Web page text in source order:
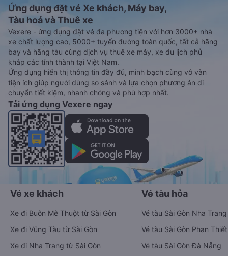
Ứng dụng đặt vé Xe khách, Máy bay,
Tàu hoả và Thuê xe
Vexere - ứng dụng đặt vé đa phương tiện với hơn 3000+ nhà
xe chất lượng cao, 5000+ tuyến đường toàn quốc, tất cả hãng
bay và hãng tàu cùng dịch vụ thuê xe máy, xe du lịch phủ
khắp các tỉnh thành tại Việt Nam.
Ứng dụng hiển thị thông tin đầy đủ, minh bạch cùng vô vàn
tiện ích giúp người dùng so sánh và lựa chọn phương án di
chuyển tiết kiệm, nhanh chóng và phù hợp nhất.
Tải ứng dụng Vexere ngay
Vé xe khách
Xe đi Buôn Mê Thuột từ Sài Gòn
Xe đi Vũng Tàu từ Sài Gòn
Xe đi Nha Trang từ Sài Gòn
Vé tàu hỏa
Vé tàu Sài Gòn Nha Trang
Vé tàu Sài Gòn Phan Thiết
Vé tàu Sài Gòn Đà Nẵng